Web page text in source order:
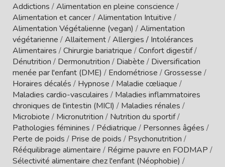
Addictions /Alimentation en pleine conscience /
Alimentation et cancer/Alimentation Intuitive /
Alimentation Végétalienne (vegan) /Alimentation
végétarienne /Allaitement/Allergies / Intolérances
Alimentaires /Chirurgie bariatrique /Confort digestif/
Dénutrition / Dermonutrition / Diabète / Diversification
menée par l'enfant (DME) / Endométriose /Grossesse /
Horaires décalés / Hypnose / Maladie cœliaque /
Maladies cardio-vasculaires / Maladies inflammatoires
chroniques de l'intestin (MICI) / Maladies rénales /
Microbiote / Micronutrition / Nutrition du sportif/
Pathologies féminines / Pédiatrique / Personnes âgées /
Perte de poids / Prise de poids / Psychonutrition /
Rééquilibrage alimentaire / Régime pauvre en FODMAP /
Sélectivité alimentaire chez l'enfant (Néophobie) /